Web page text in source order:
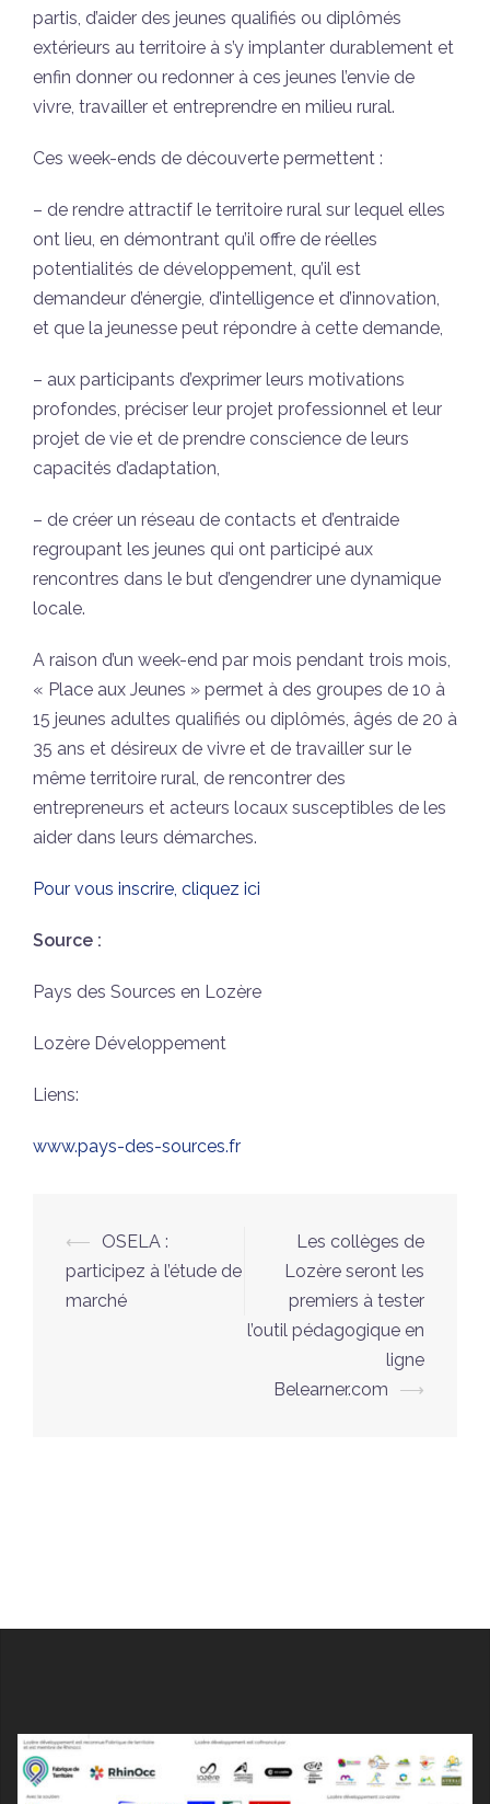
partis, d’aider des jeunes qualifiés ou diplômés
extérieurs au territoire à s’y implanter durablement et
enfin donner ou redonner à ces jeunes l’envie de
vivre, travailler et entreprendre en milieu rural.
Ces week-ends de découverte permettent :
– de rendre attractif le territoire rural sur lequel elles
ont lieu, en démontrant qu’il offre de réelles
potentialités de développement, qu’il est
demandeur d’énergie, d’intelligence et d’innovation,
et que la jeunesse peut répondre à cette demande,
– aux participants d’exprimer leurs motivations
profondes, préciser leur projet professionnel et leur
projet de vie et de prendre conscience de leurs
capacités d’adaptation,
– de créer un réseau de contacts et d’entraide
regroupant les jeunes qui ont participé aux
rencontres dans le but d’engendrer une dynamique
locale.
A raison d’un week-end par mois pendant trois mois,
« Place aux Jeunes » permet à des groupes de 10 à
15 jeunes adultes qualifiés ou diplômés, âgés de 20 à
35 ans et désireux de vivre et de travailler sur le
même territoire rural, de rencontrer des
entrepreneurs et acteurs locaux susceptibles de les
aider dans leurs démarches.
Pour vous inscrire, cliquez ici
Source :
Pays des Sources en Lozère
Lozère Développement
Liens:
www.pays-des-sources.fr
Navigation
d’article
⟵
OSELA :
participez à l’étude de
marché
Les collèges de
Lozère seront les
premiers à tester
l’outil pédagogique en
ligne
Belearner.com
⟶